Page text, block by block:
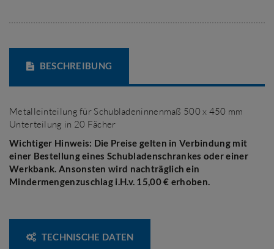
BESCHREIBUNG
Metalleinteilung für Schubladeninnenmaß 500 x 450 mm
Unterteilung in 20 Fächer
Wichtiger Hinweis: Die Preise gelten in Verbindung mit
einer Bestellung eines Schubladenschrankes oder einer
Werkbank. Ansonsten wird nachträglichein
Mindermengenzuschlag i.H.v. 15,00 € erhoben.
TECHNISCHE DATEN